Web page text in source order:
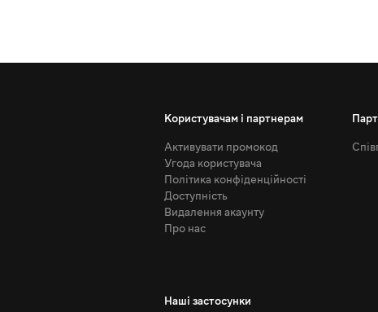
Користувачам і партнерам
Активувати промокод
Угода користувача
Політика конфіденційності
Доступність
Видалення акаунту
Про нас
Наші застосунки